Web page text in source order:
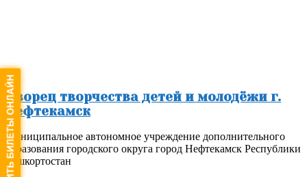
Дворец творчества детей и молодёжи г.
Нефтекамск
Муниципальное автономное учреждение дополнительного
образования городского округа город Нефтекамск Республики
Башкортостан